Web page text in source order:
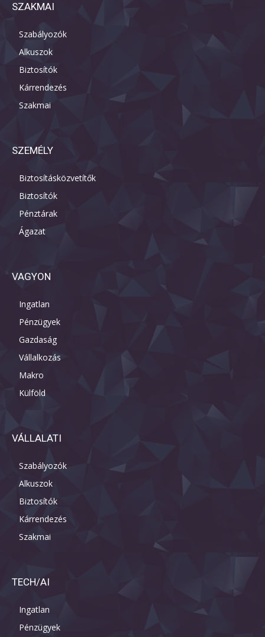
SZAKMAI
Szabályozók
Alkuszok
Biztosítók
Kárrendezés
Szakmai
SZEMÉLY
Biztosításközvetítők
Biztosítók
Pénztárak
Ágazat
VAGYON
Ingatlan
Pénzügyek
Gazdaság
Vállalkozás
Makro
Külföld
VÁLLALATI
Szabályozók
Alkuszok
Biztosítók
Kárrendezés
Szakmai
TECH/AI
Ingatlan
Pénzügyek